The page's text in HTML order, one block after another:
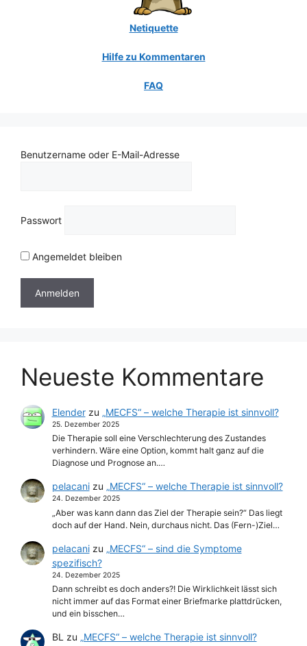
Netiquette
Hilfe zu Kommentaren
FAQ
Benutzername oder E-Mail-Adresse
Passwort
Angemeldet bleiben
Neueste Kommentare
Elenderzu „MECFS“ – welche Therapie ist sinnvoll?
25. Dezember 2025
Die Therapie soll eine Verschlechterung des Zustandes
verhindern. Wäre eine Option, kommt halt ganz auf die
Diagnose und Prognose an.…
pelacanizu „MECFS“ – welche Therapie ist sinnvoll?
24. Dezember 2025
„Aber was kann dann das Ziel der Therapie sein?“ Das liegt
doch auf der Hand. Nein, durchaus nicht. Das (Fern-)Ziel…
pelacanizu „MECFS“ – sind die Symptome
spezifisch?
24. Dezember 2025
Dann schreibt es doch anders?! Die Wirklichkeit lässt sich
nicht immer auf das Format einer Briefmarke plattdrücken,
und ein bisschen…
BL zu „MECFS“ – welche Therapie ist sinnvoll?